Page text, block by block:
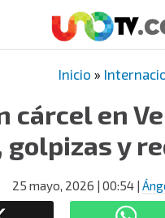
Inicio »
cárcel en
y
25 mayo, 2026 | 00:54|